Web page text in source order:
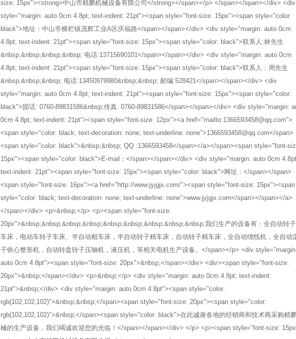
size: 15px"><strong>中山市精鹏机械设备有限公司</strong></span></p> </span></span></div> <div
style="margin: auto 0cm 4.8pt; text-indent: 21pt"><span style="font-size: 15px"><span style="color:
black">地址：中山市横栏镇茂辉工业A区庆福路</span></span></div> <div style="margin: auto 0cm
4.8pt; text-indent: 21pt"><span style="font-size: 15px"><span style="color: black">联系人:林先生
&nbsp;&nbsp;&nbsp;&nbsp; 电话:13715690101</span></span></div> <div style="margin: auto 0cm
4.8pt; text-indent: 21pt"><span style="font-size: 15px"><span style="color: black">联系人：周先生
&nbsp;&nbsp;&nbsp; 电话:13450979980&nbsp;&nbsp; 邮编:528421</span></span></div> <div
style="margin: auto 0cm 4.8pt; text-indent: 21pt"><span style="font-size: 15px"><span style="color:
black">固话: 0760-89831586&nbsp;传真: 0760-89831586</span></span></div> <div style="margin:
0cm 4.8pt; text-indent: 21pt"><span style="font-size: 12px"><a href="mailto:1366593458@qq.com">
<span style="color: black; text-decoration: none; text-underline: none">1366593458@qq.com</span>
<span style="color: black">&nbsp;&nbsp; QQ :1366593458</span></a></span><span style="font-
15px"><span style="color: black">E-mail：</span></span></div> <div style="margin: auto 0cm
text-indent: 21pt"><span style="font-size: 15px"><span style="color: black">网址：</span></span>
<span style="font-size: 16px"><a href="http://www.jyjgjx.com/"><span style="font-size: 15px"><span
style="color: black; text-decoration: none; text-underline: none">www.jyjgjx.com</span></span></a>
</span></div> <p>&nbsp;</p> <p><span style="font-size:
20px">&nbsp;&nbsp;&nbsp;&nbsp;&nbsp;&nbsp;&nbsp;&nbsp;&nbsp;我们生产的设备有：全自动转
车床，电动车转子车床、半自动粗车床，半自动转子精车床，自动转子精车床，全自动绕线机，全自动
子铁心整形机，自动转盘转子压轴机，液压机，等相关电机生产设备。</span></p> <div
auto 0cm 4.8pt"><span style="font-size: 20px">&nbsp;</span></div> <div><span style="font-size:
20px">&nbsp;</span></div> <p>&nbsp;</p> <div style="margin: auto 0cm 4.8pt; text-indent:
21pt">&nbsp;</div> <div style="margin: auto 0cm 4.8pt"><span style="color:
rgb(102,102,102)">&nbsp;&nbsp;</span><span style="font-size: 20px"><span style="color:
rgb(102,102,102)">&nbsp;</span><span style="color: black">在此诚谢各地的经销商和技术商采购精
械的生产设备，我们竭诚欢迎您的光临！</span></span></div> </p> <p><span style="font-size: